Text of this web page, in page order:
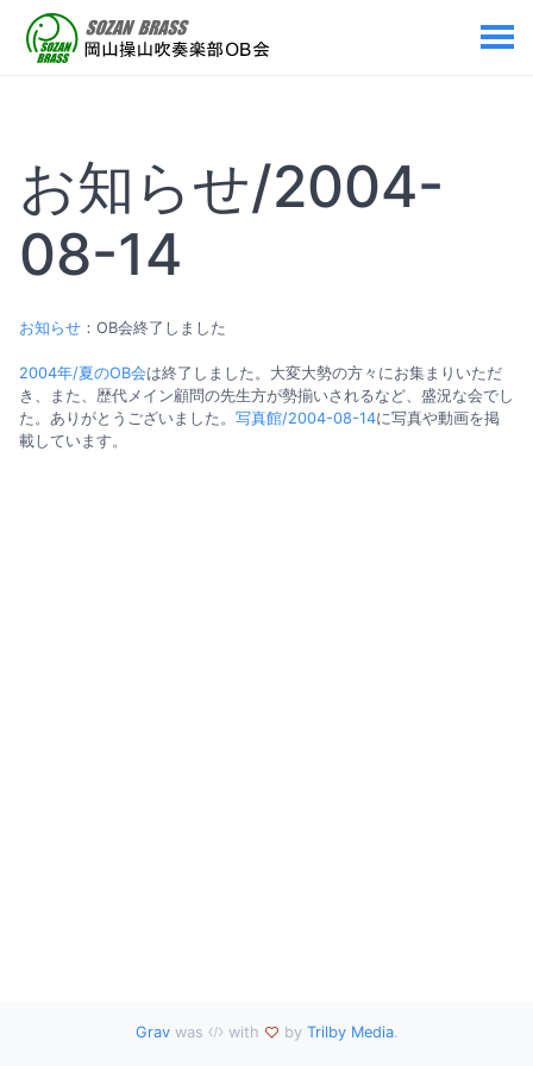
お知らせ/2004-
08-14
お知らせ ：OB会終了しました
2004年/夏のOB会は終了しました。大変大勢の方々にお集まりいただ
き、また、歴代メイン顧問の先生方が勢揃いされるなど、盛況な会でし
た。ありがとうございました。 写真館/2004-08-14に写真や動画を掲
載しています。
Gravwas with by Trilby Media.